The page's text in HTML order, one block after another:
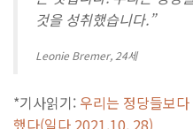
것을 성취했습니다.”
Leonie Bremer, 24세
*기사읽기: 우리는 정당들보
했다(일다 2021.10. 28)